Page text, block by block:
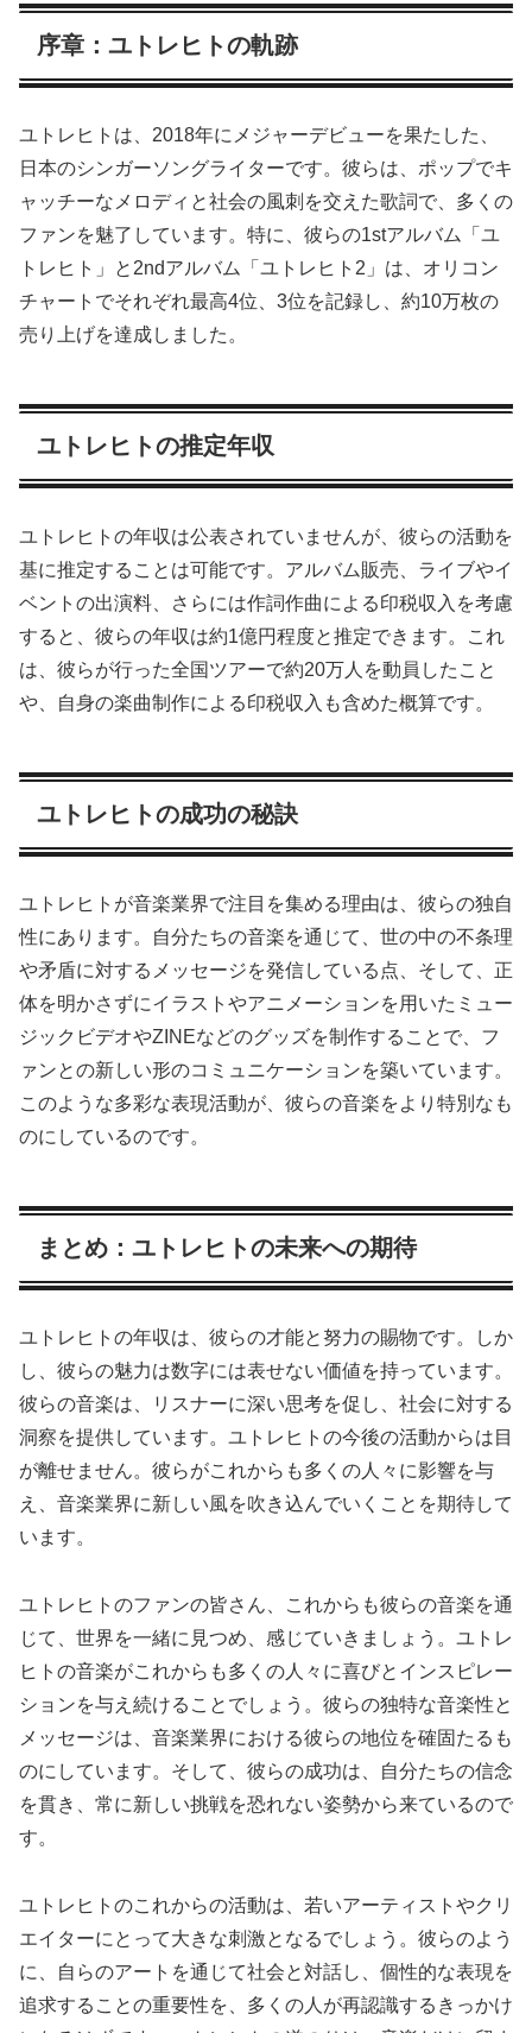
序章：ユトレヒトの軌跡
ユトレヒトは、2018年にメジャーデビューを果たした、
日本のシンガーソングライターです。彼らは、ポップでキ
ャッチーなメロディと社会の風刺を交えた歌詞で、多くの
ファンを魅了しています。特に、彼らの1stアルバム「ユ
トレヒト」と2ndアルバム「ユトレヒト2」は、オリコン
チャートでそれぞれ最高4位、3位を記録し、約10万枚の
売り上げを達成しました。
ユトレヒトの推定年収
ユトレヒトの年収は公表されていませんが、彼らの活動を
基に推定することは可能です。アルバム販売、ライブやイ
ベントの出演料、さらには作詞作曲による印税収入を考慮
すると、彼らの年収は約1億円程度と推定できます。これ
は、彼らが行った全国ツアーで約20万人を動員したこと
や、自身の楽曲制作による印税収入も含めた概算です。
ユトレヒトの成功の秘訣
ユトレヒトが音楽業界で注目を集める理由は、彼らの独自
性にあります。自分たちの音楽を通じて、世の中の不条理
や矛盾に対するメッセージを発信している点、そして、正
体を明かさずにイラストやアニメーションを用いたミュー
ジックビデオやZINEなどのグッズを制作することで、フ
ァンとの新しい形のコミュニケーションを築いています。
このような多彩な表現活動が、彼らの音楽をより特別なも
のにしているのです。
まとめ：ユトレヒトの未来への期待
ユトレヒトの年収は、彼らの才能と努力の賜物です。しか
し、彼らの魅力は数字には表せない価値を持っています。
彼らの音楽は、リスナーに深い思考を促し、社会に対する
洞察を提供しています。ユトレヒトの今後の活動からは目
が離せません。彼らがこれからも多くの人々に影響を与
え、音楽業界に新しい風を吹き込んでいくことを期待して
います。
ユトレヒトのファンの皆さん、これからも彼らの音楽を通
じて、世界を一緒に見つめ、感じていきましょう。ユトレ
ヒトの音楽がこれからも多くの人々に喜びとインスピレー
ションを与え続けることでしょう。彼らの独特な音楽性と
メッセージは、音楽業界における彼らの地位を確固たるも
のにしています。そして、彼らの成功は、自分たちの信念
を貫き、常に新しい挑戦を恐れない姿勢から来ているので
す。
ユトレヒトのこれからの活動は、若いアーティストやクリ
エイターにとって大きな刺激となるでしょう。彼らのよう
に、自らのアートを通じて社会と対話し、個性的な表現を
追求することの重要性を、多くの人が再認識するきっかけ